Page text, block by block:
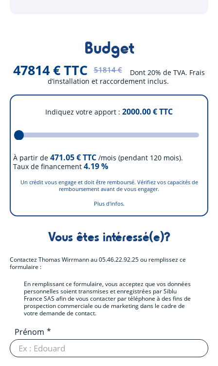
Budget
47814 € TTC 51814 €
Dont 20% de TVA. Frais
d’installation et raccordement inclus.
Indiquez votre apport 2000.00€ TTC
À partir de 471.05€ TTC /mois (pendant 120 mois).
Taux de financement 4.19%
Un crédit vous engage et doit être remboursé. Vérifiez vos capacités de
remboursement avant de vous engager.
Plus d'infos.
Vous êtes intéressé(e)?
ContactezThomas Wirrmannau05.46.22.92.25ou remplissez ce
formulaire :
En remplissant ce formulaire, vous acceptez que vos données
personnelles soient transmises et enregistrées par Siblu
France SAS afin de vous contacter par téléphone à des fins de
prospection commerciale ou de marketing dans le cadre de
votre demande de contact.
Prénom